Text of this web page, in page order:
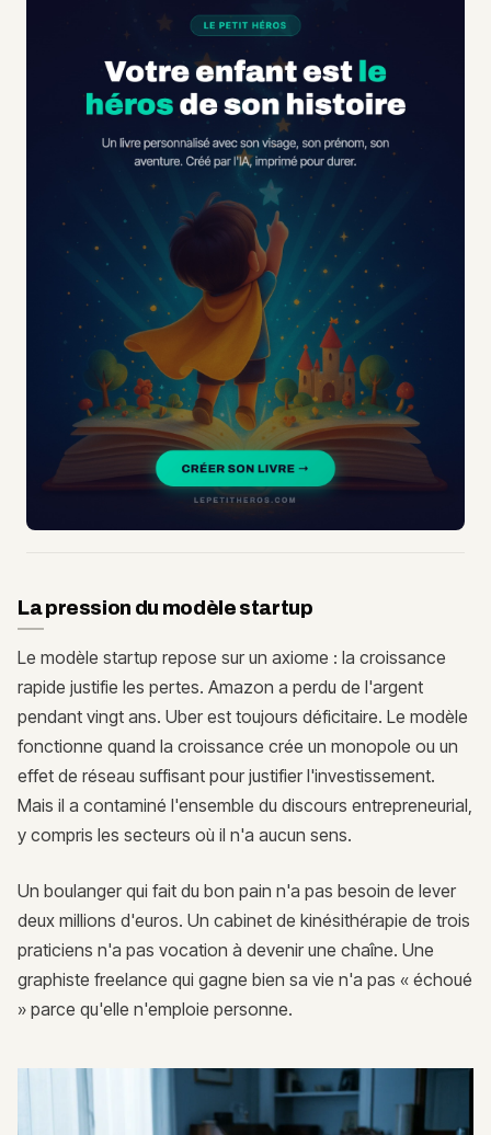
La pression du modèle startup
Le modèle startup repose sur un axiome : la croissance
rapide justifie les pertes. Amazon a perdu de l'argent
pendant vingt ans. Uber est toujours déficitaire. Le modèle
fonctionne quand la croissance crée un monopole ou un
effet de réseau suffisant pour justifier l'investissement.
Mais il a contaminé l'ensemble du discours entrepreneurial,
y compris les secteurs où il n'a aucun sens.
Un boulanger qui fait du bon pain n'a pas besoin de lever
deux millions d'euros. Un cabinet de kinésithérapie de trois
praticiens n'a pas vocation à devenir une chaîne. Une
graphiste freelance qui gagne bien sa vie n'a pas « échoué
» parce qu'elle n'emploie personne.